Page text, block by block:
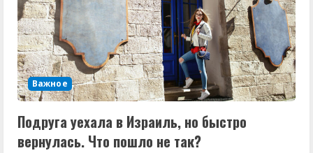
Важное
Подруга уехала в Израиль, но быстро
вернулась. Что пошло не так?